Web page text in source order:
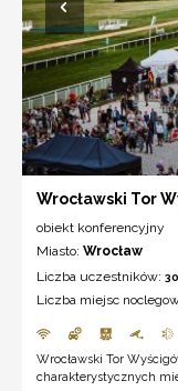
Wrocławski Tor
obiekt konferencyjny
Miasto: Wrocław
Liczba uczestników:
Liczba miejsc
Wrocławski Tor
charakterystycznych